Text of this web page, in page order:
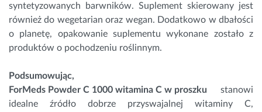
syntetyzowanych barwników. Suplement skierowany jest
również do wegetarian oraz wegan. Dodatkowo w dbałości
o planetę, opakowanie suplementu wykonane zostało z
produktów o pochodzeniu roślinnym.
Podsumowując,
ForMeds Powder C 1000 witamina C w proszku
stanowi
idealne źródło dobrze przyswajalnej witaminy C,